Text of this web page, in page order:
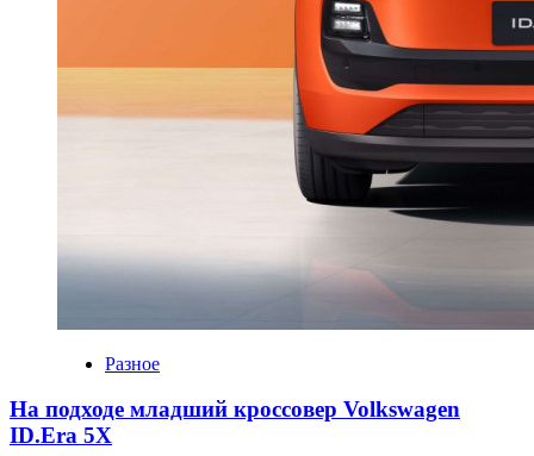
Разное
На подходе младший кроссовер Volkswagen
ID.Era 5X